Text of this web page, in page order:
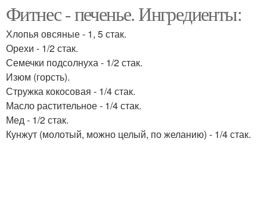
Галетное печение Печение с семенами
Печение без муки
Фитнес - печенье. Ингредиенты:
Хлопья овсяные - 1, 5 стак.
Орехи - 1/2 стак.
Семечки подсолнуха - 1/2 стак.
Изюм (горсть).
Стружка кокосовая - 1/4 стак.
Масло растительное - 1/4 стак.
Мед - 1/2 стак.
Кунжут (молотый, можно целый, по желанию) - 1/4 стак.